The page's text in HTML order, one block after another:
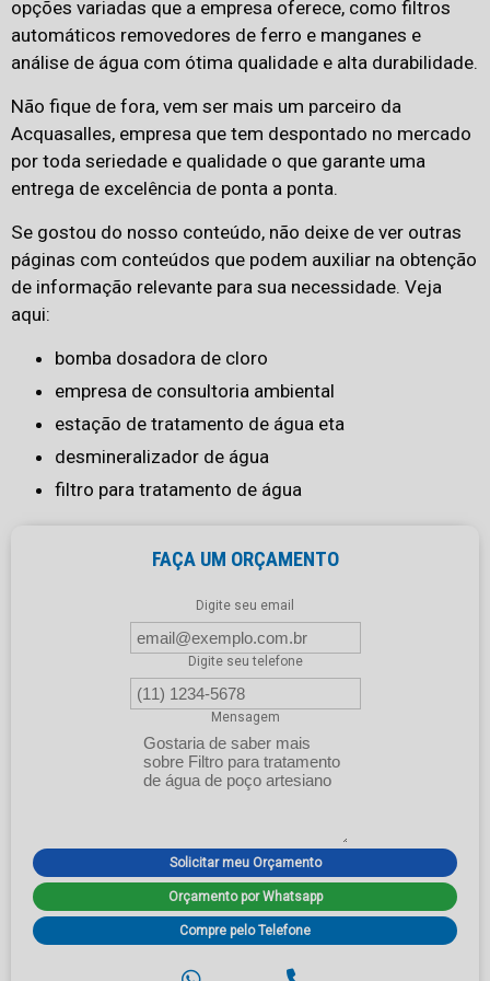
opções variadas que a empresa oferece, como filtros
automáticos removedores de ferro e manganes e
análise de água com ótima qualidade e alta durabilidade.
Não fique de fora, vem ser mais um parceiro da
Acquasalles, empresa que tem despontado no mercado
por toda seriedade e qualidade o que garante uma
entrega de excelência de ponta a ponta.
Se gostou do nosso conteúdo, não deixe de ver outras
páginas com conteúdos que podem auxiliar na obtenção
de informação relevante para sua necessidade. Veja
aqui:
bomba dosadora de cloro
empresa de consultoria ambiental
estação de tratamento de água eta
desmineralizador de água
filtro para tratamento de água
FAÇA UM ORÇAMENTO
Digite seu email
Digite seu telefone
Mensagem
Solicitar meu Orçamento
Orçamento por Whatsapp
Compre pelo Telefone